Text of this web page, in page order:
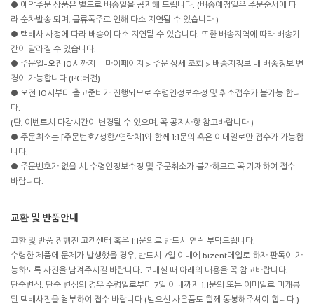
● 예약주문 상품은 별도로 배송일을 공지해 드립니다. (배송예정일은 주문순서에 따
라 순차발송 되며, 물류폭주로 인해 다소 지연될 수 있습니다.)
● 택배사 사정에 따라 배송이 다소 지연될 수 있습니다. 또한 배송지역에 따라 배송기
간이 달라질 수 있습니다.
● 주문일~오전10시까지는 마이페이지 > 주문 상세 조회 > 배송지정보 내 배송정보 변
경이 가능합니다.(PC버전)
● 오전 10시부터 출고준비가 진행되므로 수령인정보수정 및 취소접수가 불가능 합니
다.
(단, 이벤트시 마감시간이 변경될 수 있으며, 꼭 공지사항 참고바랍니다.)
● 주문취소는 [주문번호/성함/연락처]와 함께 1:1문의 혹은 이메일로만 접수가 가능합
니다.
● 주문번호가 없을 시, 수령인정보수정 및 주문취소가 불가하므로 꼭 기재하여 접수
바랍니다.
교환 및 반품안내
교환 및 반품 진행전 고객센터 혹은 1:1문의로 반드시 연락 부탁드립니다.
수령한 제품에 문제가 발생했을 경우, 반드시 7일 이내에 bizent메일로 하자 판독이 가
능하도록 사진을 남겨주시길 바랍니다. 보내실 때 아래의 내용을 꼭 참고바랍니다.
단순변심: 단순 변심의 경우 수령일로부터 7일 이내까지 1:1문의 또는 이메일로 미개봉
된 택배사진을 첨부하여 접수 바랍니다.(받으신 사은품도 함께 동봉해주셔야 합니다.)